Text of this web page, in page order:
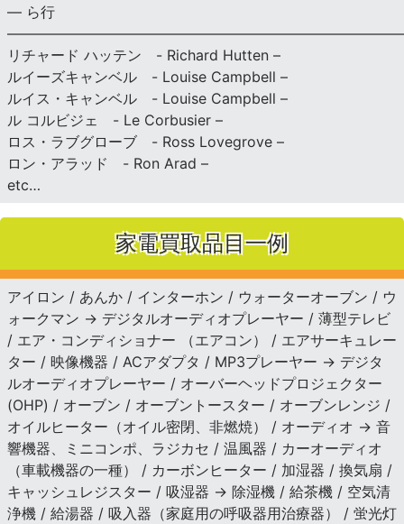
— ら行
リチャード ハッテン - Richard Hutten –
ルイーズキャンベル - Louise Campbell –
ルイス・キャンベル - Louise Campbell –
ル コルビジェ - Le Corbusier –
ロス・ラブグローブ - Ross Lovegrove –
ロン・アラッド - Ron Arad –
etc…
家電買取品目一例
アイロン / あんか / インターホン / ウォーターオーブン / ウ
ォークマン → デジタルオーディオプレーヤー / 薄型テレビ
/ エア・コンディショナー （エアコン） / エアサーキュレー
ター / 映像機器 / ACアダプタ / MP3プレーヤー → デジタ
ルオーディオプレーヤー / オーバーヘッドプロジェクター
(OHP) / オーブン / オーブントースター / オーブンレンジ /
オイルヒーター（オイル密閉、非燃焼） / オーディオ → 音
響機器、ミニコンポ、ラジカセ / 温風器 / カーオーディオ
（車載機器の一種） / カーボンヒーター / 加湿器 / 換気扇 /
キャッシュレジスター / 吸湿器 → 除湿機 / 給茶機 / 空気清
浄機 / 給湯器 / 吸入器（家庭用の呼吸器用治療器） / 蛍光灯